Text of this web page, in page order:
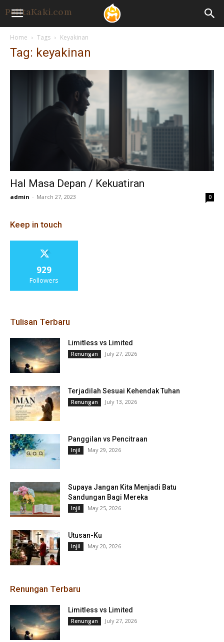
Home Tags Keyakinan
Tag: keyakinan
Hal Masa Depan / Kekuatiran
admin - March 27, 2023 0
Keep in touch
929
Followers
Tulisan Terbaru
Limitless vs Limited
Renungan July 27, 2026
Terjadilah Sesuai Kehendak Tuhan
Renungan July 13, 2026
Panggilan vs Pencitraan
Injil May 29, 2026
Supaya Jangan Kita Menjadi Batu
Sandungan Bagi Mereka
Injil May 25, 2026
Utusan-Ku
Injil May 20, 2026
Renungan Terbaru
Limitless vs Limited
Renungan July 27, 2026